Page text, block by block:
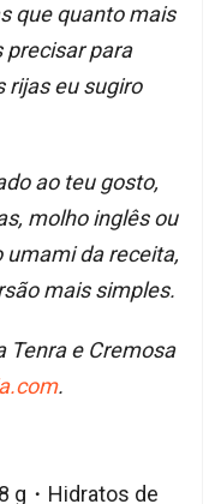
que quanto mais
precisar para
rijas eu sugiro
ao teu gosto,
molho inglês ou
umami da receita,
mais simples.
Tenra e Cremosa
.
g・Hidratos de